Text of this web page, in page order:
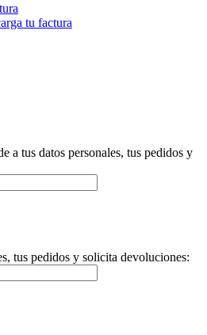
tu factura
a tus datos personales, tus pedidos y
tus pedidos y solicita devoluciones: